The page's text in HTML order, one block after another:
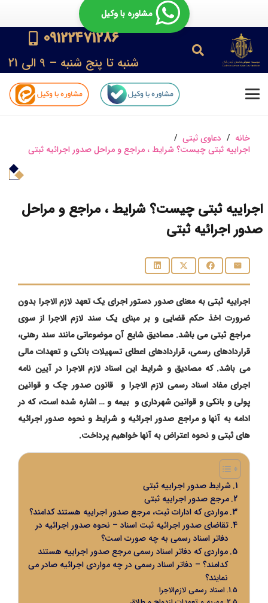
مشاوره با وکیل
09122471286
شنبه تا پنج شنبه – 9 الی 21
خانه / دعاوی ثبتی /
اجراییه ثبتی چیست؟ شرایط ، مراجع و مراحل صدور اجرائیه ثبتی
اجراییه ثبتی چیست؟ شرایط ، مراجع و مراحل
صدور اجرائیه ثبتی
اجراییه ثبتی به معنای صدور دستور اجرای یک تعهد لازم الاجرا بدون
ضرورت اخذ حکم قضایی و بر مبنای یک سند لازم الاجرا از سوی
مراجع ثبتی می باشد. مصادیق شایع آن موضوعاتی مانند سند رهنی،
قراردادهای رسمی، قراردادهای اعطای تسهیلات بانکی و تعهدات مالی
می باشد. که مصادیق و شرایط این اسناد لازم الاجرا در آیین نامه
اجرای مفاد اسناد رسمی لازم الاجرا و قانون صدور چک و قوانین
پولی و بانکی و قوانین شهرداری و بیمه و … اشاره شده است، که در
ادامه به آنها و مراجع صدور اجرائیه و شرایط و نحوه صدور اجرائیه
های ثبتی و نحوه اعتراض به آنها خواهیم پرداخت.
شرایط صدور اجراییه ثبتی
مرجع صدور اجراییه ثبتی
مواردی که ادارات ثبت، مرجع صدور اجراییه هستند کدامند؟
تقاضای صدور اجرائیه ثبت اسناد – نحوه صدور اجرائیه در
دفاتر اسناد رسمی به چه صورت است؟
مواردی که دفاتر اسناد رسمی مرجع صدور اجراییه هستند
کدامند؟ – دفاتر اسناد رسمی در چه مواردی اجرائیه صادر می
نمایند؟
اسناد رسمی لازم‌الاجرا